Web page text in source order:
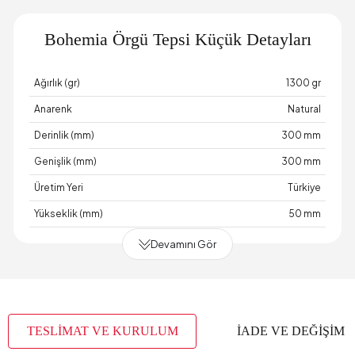
Bohemia Örgü Tepsi Küçük Detayları
Ağırlık (gr) 1300 gr
Anarenk Natural
Derinlik (mm) 300 mm
Genişlik (mm) 300 mm
Üretim Yeri Türkiye
Yükseklik (mm) 50 mm
Devamını Gör
TESLİMAT VE KURULUM İADE VE DEĞİŞİM